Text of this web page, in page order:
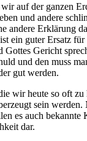
auf der ganzen
und andere
andere Erklärung
ein guter Ersatz
Gottes Gericht
und den muss
gut werden.
wir heute so oft zu
sein
es auch bekannte
dar.